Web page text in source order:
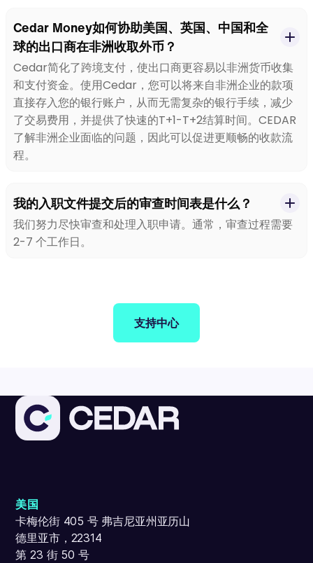
Cedar Money如何协助美国、英国、中国和全
球的出口商在非洲收取外币？
Cedar简化了跨境支付，使出口商更容易以非洲货币收集
和支付资金。使用Cedar，您可以将来自非洲企业的款项
直接存入您的银行账户，从而无需复杂的银行手续，减少
了交易费用，并提供了快速的T+1-T+2结算时间。CEDAR
了解非洲企业面临的问题，因此可以促进更顺畅的收款流
程。
我的入职文件提交后的审查时间表是什么？
我们努力尽快审查和处理入职申请。通常，审查过程需要
2-7 个工作日。
支持中心
美国
卡梅伦街 405 号 弗吉尼亚州亚历山
德里亚市，22314
第 23 街 50 号